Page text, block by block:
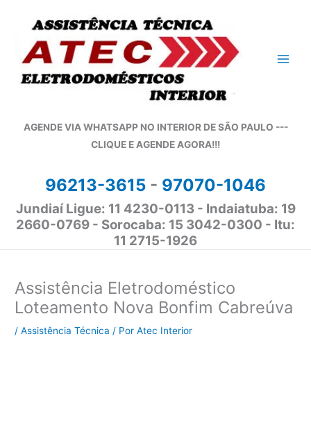
conteúdo
AGENDE VIA WHATSAPP NO INTERIOR DE SÃO PAULO ---
CLIQUE E AGENDE AGORA!!!
96213-3615 - 97070-1046
Jundiaí Ligue: 11 4230-0113 - Indaiatuba: 19
2660-0769 - Sorocaba: 15 3042-0300 - Itu:
11 2715-1926
Assistência Eletrodoméstico
Loteamento Nova Bonfim Cabreúva
/Assistência Técnica / PorAtec Interior